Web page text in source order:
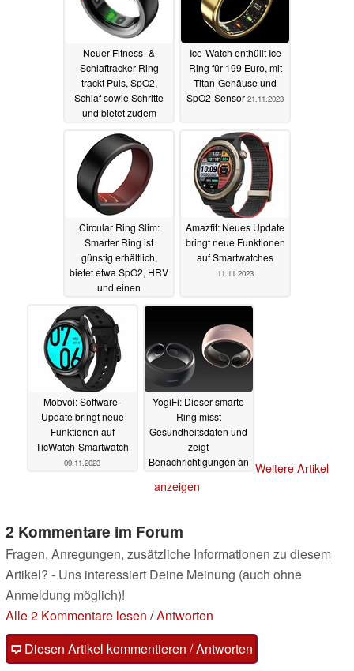
Neuer Fitness- &
Schlaftracker-Ring
trackt Puls, SpO2,
Schlaf sowie Schritte
und bietet zudem
03.12.2023
Ice-Watch enthüllt Ice
Ring für 199 Euro, mit
Titan-Gehäuse und
SpO2-Sensor 21.11.2023
Circular Ring Slim:
Smarter Ring ist
günstig erhältlich,
bietet etwa SpO2, HRV
und einen
Vibrationsmotor - und
smartes Aufwecken
16.11.2023
Amazfit: Neues Update
bringt neue Funktionen
auf Smartwatches
11.11.2023
Mobvoi: Software-
Update bringt neue
Funktionen auf
TicWatch-Smartwatch
09.11.2023
YogiFi: Dieser smarte
Ring misst
Gesundheitsdaten und
zeigt
Benachrichtigungen an
Riesen-Rabatt zu
Weitere Artikel
anzeigen
2 Kommentare im Forum
Fragen, Anregungen, zusätzliche Informationen zu diesem
Artikel? - Uns interessiert Deine Meinung (auch ohne
Anmeldung möglich)!
Alle 2 Kommentare lesen /Antworten
Diesen Artikel kommentieren / Antworten